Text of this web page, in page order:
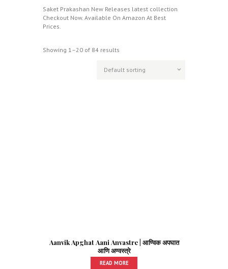
Saket Prakashan New Releases latest collection
Checkout Now. Available On Amazon At Best
Prices.
Showing 1–20 of 84 results
Aanvik Apghat Aani Anvastre | आण्विक अपघात
आणि अण्वस्त्रे
READ MORE